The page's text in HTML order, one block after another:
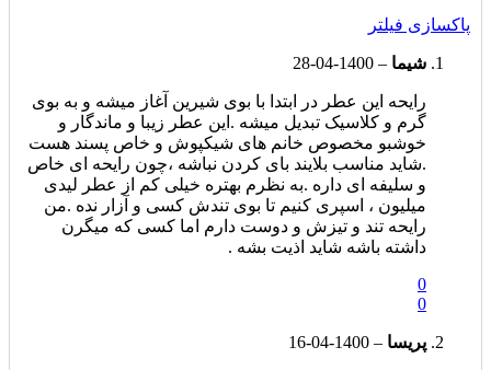
پاکسازی فیلتر
شیما –
1400-04-28
رایحه این عطر در ابتدا با بوی شیرین آغاز میشه و به بوی
گرم و کلاسیک تبدیل میشه .این عطر زیبا و ماندگار و
خوشبو مخصوص خانم های شیکپوش و خاص پسند هست
.شاید مناسب بلایند بای کردن نباشه ،چون رایحه ای خاص
و سلیفه ای داره .به نظرم بهتره خیلی کم از عطر لیدی
میلیون ، اسپری کنیم تا بوی تندش کسی و آزار نده .من
رایحه تند و تیزش و دوست دارم اما کسی که میگرن
داشته باشه شاید اذیت بشه .
0
0
پریسا –
1400-04-16